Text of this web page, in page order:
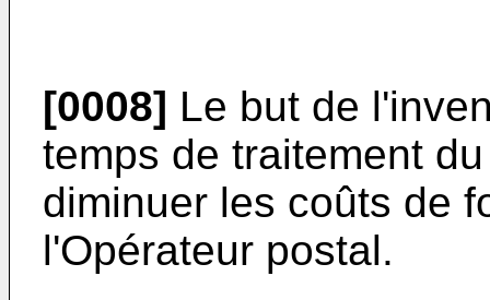
[0008] Le but de
temps de traitement
diminuer les coûts de
l'Opérateur postal.